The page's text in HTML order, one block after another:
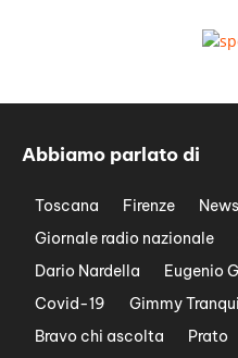
Abbiamo parlato di
Toscana Firenze
Giornale radio nazionale
Dario Nardella
Eugenio
Covid-19
Gimmy
Bravo chi ascolta
Prato